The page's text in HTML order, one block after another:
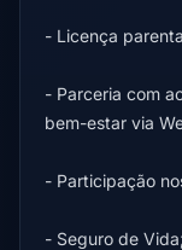
- Licença
- Parceria com
bem-estar via
- Participação
- Seguro de Vida;